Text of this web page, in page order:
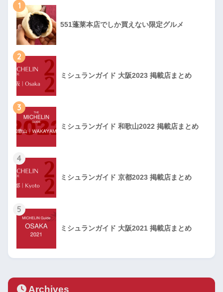
1
551蓬莱本店でしか買えない限定グルメ
2
ミシュランガイド 大阪2023 掲載店まとめ
3
ミシュランガイド 和歌山2022 掲載店まとめ
4
ミシュランガイド 京都2023 掲載店まとめ
5
ミシュランガイド 大阪2021 掲載店まとめ
Archives